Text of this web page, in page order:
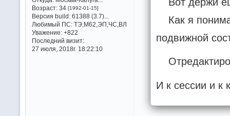
Возраст:34 [1992-01-15]
Версия build:61388 (3.7)...
Любимый ПС:ТЭ,М62,ЭП,ЧС,ВЛ
Уважение: +822
Последний визит:
27 июля, 2018г. 18:22:10
Как я
подвижной
И к сессии и к